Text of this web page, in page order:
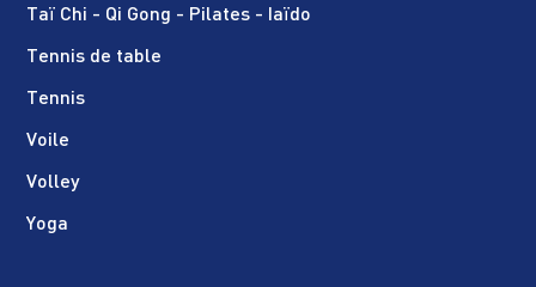
Taï Chi - Qi Gong - Pilates - Iaïdo
Tennis de table
Tennis
Voile
Volley
Yoga